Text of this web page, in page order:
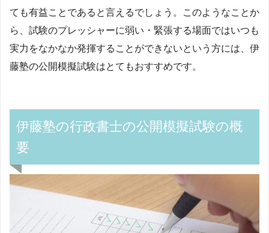
ても有益ことであると言えるでしょう。このようなことか
ら、試験のプレッシャーに弱い・緊張する場面ではいつも
実力をなかなか発揮することができないという方には、伊
藤塾の公開模擬試験はとてもおすすめです。
伊藤塾の行政書士の公開模擬試験の概
要